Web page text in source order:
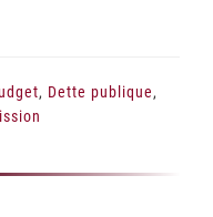
, Dette publique,